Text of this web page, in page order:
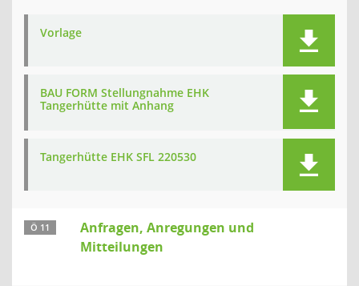
Vorlage
BAU FORM Stellungnahme EHK
Tangerhütte mit Anhang
Tangerhütte EHK SFL 220530
Ö 11
Anfragen, Anregungen und
Mitteilungen